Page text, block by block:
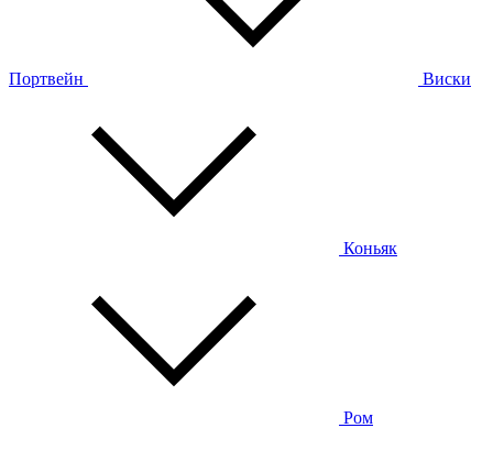
Портвейн Виски
Коньяк
Ром